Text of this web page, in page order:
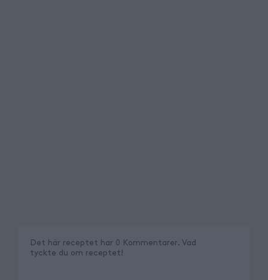
Det här receptet har 0 Kommentarer. Vad
tyckte du om receptet!